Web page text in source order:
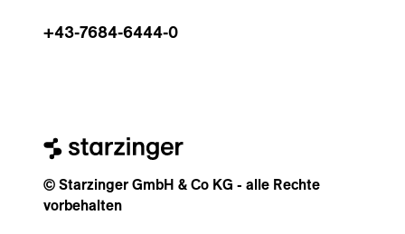
+43-7684-6444-0
© Starzinger GmbH & Co KG - alle Rechte
vorbehalten